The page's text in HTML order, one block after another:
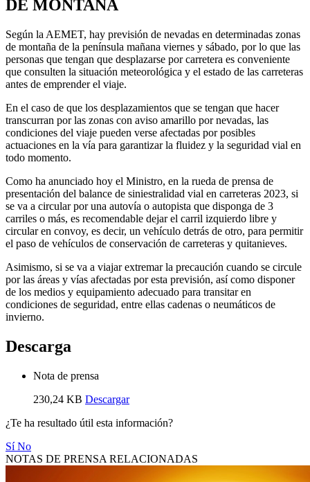
DE MONTAÑA
Según la AEMET, hay previsión de nevadas en determinadas zonas
de montaña de la península mañana viernes y sábado, por lo que las
personas que tengan que desplazarse por carretera es conveniente
que consulten la situación meteorológica y el estado de las carreteras
antes de emprender el viaje.
En el caso de que los desplazamientos que se tengan que hacer
transcurran por las zonas con aviso amarillo por nevadas, las
condiciones del viaje pueden verse afectadas por posibles
actuaciones en la vía para garantizar la fluidez y la seguridad vial en
todo momento.
Como ha anunciado hoy el Ministro, en la rueda de prensa de
presentación del balance de siniestralidad vial en carreteras 2023, si
se va a circular por una autovía o autopista que disponga de 3
carriles o más, es recomendable dejar el carril izquierdo libre y
circular en convoy, es decir, un vehículo detrás de otro, para permitir
el paso de vehículos de conservación de carreteras y quitanieves.
Asimismo, si se va a viajar extremar la precaución cuando se circule
por las áreas y vías afectadas por esta previsión, así como disponer
de los medios y equipamiento adecuado para transitar en
condiciones de seguridad, entre ellas cadenas o neumáticos de
invierno.
Descarga
Nota de prensa
230,24 KB Descargar
¿Te ha resultado útil esta información?
SíNo
NOTAS DE PRENSA RELACIONADAS